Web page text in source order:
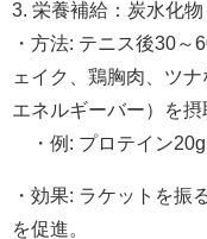
3. 栄養補給：炭水化物
・方法: テニス後30
ェイク、鶏胸肉、ツ
エネルギーバー）を摂
・例: プロテイン20g
・効果: ラケットを振
を促進。